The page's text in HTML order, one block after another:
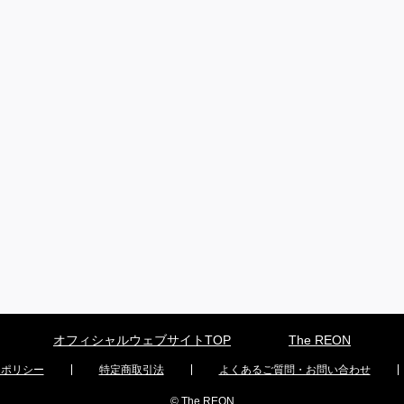
オフィシャルウェブサイトTOP The REON
リシー 特定商取引法 よくあるご質問・お問い合わせ
© The REON